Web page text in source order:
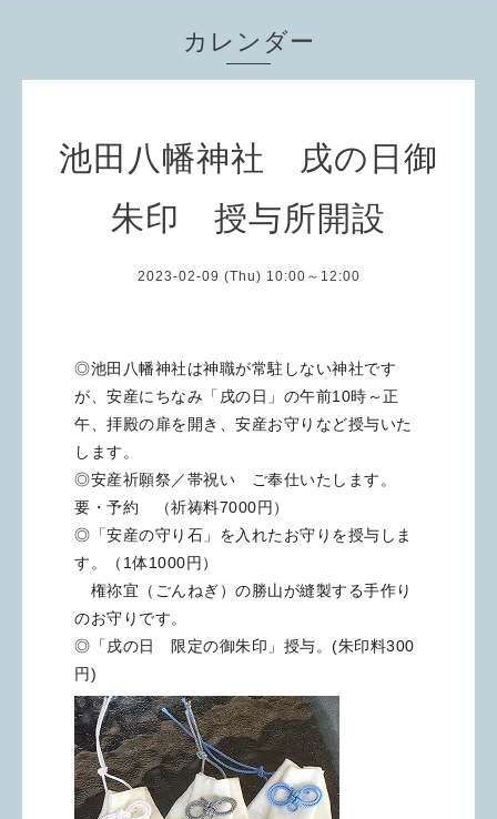
カレンダー
池田八幡神社 戌の日御
朱印 授与所開設
2023-02-09 (Thu) 10:00～12:00
◎池田八幡神社は神職が常駐しない神社です
が、安産にちなみ「戌の日」の午前10時～正
午、拝殿の扉を開き、安産お守りなど授与いた
します。
◎安産祈願祭／帯祝い ご奉仕いたします。
要・予約 （祈祷料7000円）
◎「安産の守り石」を入れたお守りを授与しま
す。（1体1000円）
権祢宜（ごんねぎ）の勝山が縫製する手作り
のお守りです。
◎「戌の日 限定の御朱印」授与。(朱印料300
円)